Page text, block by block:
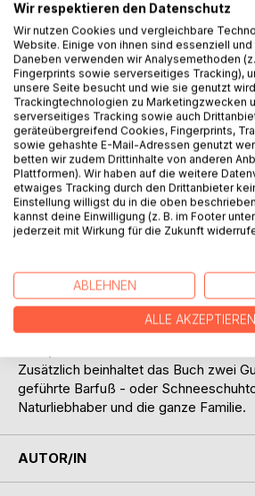
IN DEN WARENKORB
Auf die Merkliste
Titel bewerten
BESCHREIBUNG
"Zauberhafte Bergseen (2)", ist die
erfolgreichen ersten Buches. Jetzt
acht Seiten mehr. Die Ziele sind
- und Lechtaler Alpen. Die drei neuen
Zusätzlich beinhaltet das Buch zwei
geführte Barfuß - oder
Naturliebhaber und die ganze Familie.
AUTOR/IN
Wir respektieren den Datenschutz
Wir nutzen Cookies und vergleichbare
Website. Einige von ihnen sind essenziell
Daneben verwenden wir Analysemethoden
Fingerprints sowie serverseitiges Tracking),
unsere Seite besucht und wie sie genutzt
Trackingtechnologien zu Marketingzwecken
serverseitiges Tracking sowie auch
geräteübergreifend Cookies, Fingerprints,
sowie gehashte E-Mail-Adressen genutzt
betten wir zudem Drittinhalte von anderen
Plattformen). Wir haben auf die weitere
etwaiges Tracking durch den Drittanbieter
Einstellung willigst du in die oben
kannst deine Einwilligung (z. B. im Footer
jederzeit mit Wirkung für die Zukunft
ABLEHNEN
ALLE AKZEPTIEREN